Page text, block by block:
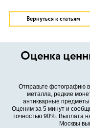
Вернуться к статьям
Оценка
Отправьте фотографию
металла, редкие
антикварные
Оценим за 5 минут и
точностью 90%. Выплата
Москвы